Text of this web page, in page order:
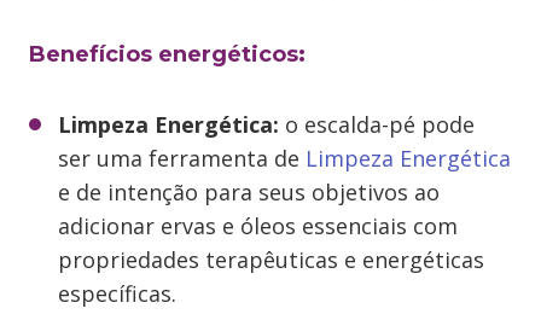
Benefícios energéticos:
Limpeza Energética: o escalda-pé pode
ser uma ferramenta de Limpeza Energética
e de intenção para seus objetivos ao
adicionar ervas e óleos essenciais com
propriedades terapêuticas e energéticas
específicas.